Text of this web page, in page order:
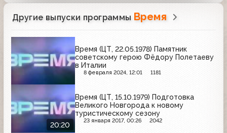
Другие выпуски программы Время
Время (ЦТ, 22.05.1978) Памятник
советскому герою Фёдору Полетаеву
в Италии
8 февраля 2024, 12:01 1181
20:20
Время (ЦТ, 15.10.1979) Подготовка
Великого Новгорода к новому
туристическому сезону
23 января 2017, 00:26 2042